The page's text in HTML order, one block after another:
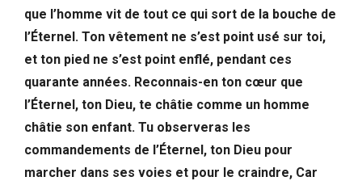
que l’homme vit de tout ce qui sort de la bouche de
l’Éternel. Ton vêtement ne s’est point usé sur toi,
et ton pied ne s’est point enflé, pendant ces
quarante années. Reconnais-en ton cœur que
l’Éternel, ton Dieu, te châtie comme un homme
châtie son enfant. Tu observeras les
commandements de l’Éternel, ton Dieu pour
marcher dans ses voies et pour le craindre, Car